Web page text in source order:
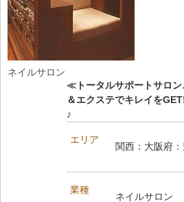
ネイルサロン
≪トータルサポートサロ
＆エクステでキレイを
♪
エリア
関西：大阪府
業種
ネイルサロン